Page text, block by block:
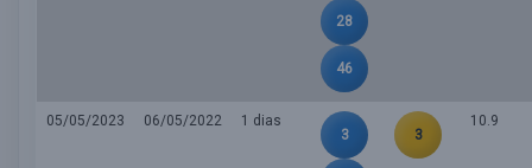
28
46
05/05/2023 06/05/2022
1 dias
3
3
10.9